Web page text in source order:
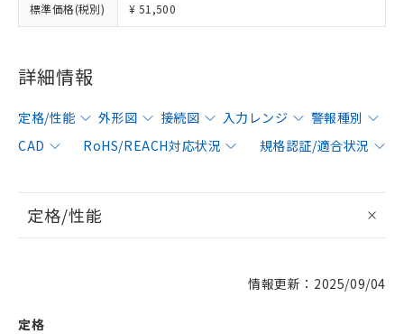
標準価格(税別) ¥ 51,500
詳細情報
定格/性能 外形図 接続図 入力レンジ
警報種別
CAD
RoHS/REACH対応状況 規格認証/適合状況
定格/性能
情報更新：2025/09/04
定格